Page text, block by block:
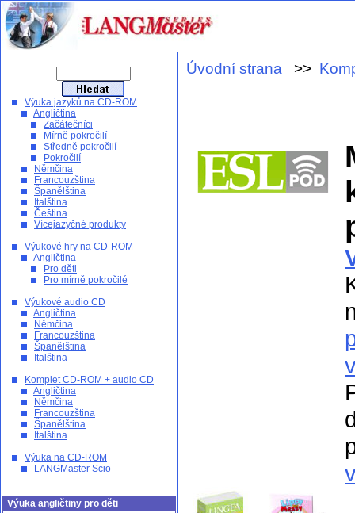
Výuka jazyků na CD-ROM
Angličtina
Začátečníci
Mírně pokročilí
Středně pokročilí
Pokročilí
Němčina
Francouzština
Španělština
Italština
Čeština
Vícejazyčné produkty
Výukové hry na CD-ROM
Angličtina
Pro děti
Pro mírně pokročilé
Výukové audio CD
Angličtina
Němčina
Francouzština
Španělština
Italština
Komplet CD-ROM + audio CD
Angličtina
Němčina
Francouzština
Španělština
Italština
Výuka na CD-ROM
LANGMaster Scio
Výuka angličtiny pro děti
Úvodní strana >>